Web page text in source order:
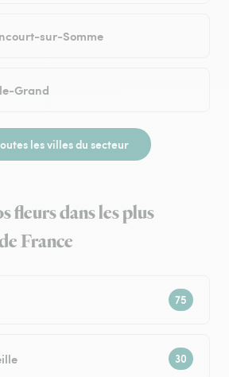
sur-Somme
Grand
les villes du secteur
fleurs dans les plus
France